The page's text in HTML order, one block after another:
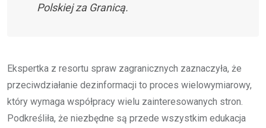
Polskiej za Granicą.
Ekspertka z resortu spraw zagranicznych zaznaczyła, że
przeciwdziałanie dezinformacji to proces wielowymiarowy,
który wymaga współpracy wielu zainteresowanych stron.
Podkreśliła, że niezbędne są przede wszystkim edukacja